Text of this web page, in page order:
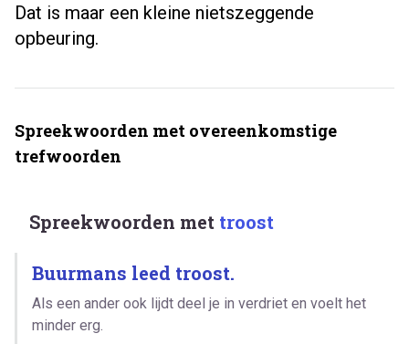
Dat is maar een kleine nietszeggende
opbeuring.
Spreekwoorden met overeenkomstige
trefwoorden
Spreekwoorden met troost
Buurmans leed troost.
Als een ander ook lijdt deel je in verdriet en voelt het
minder erg.